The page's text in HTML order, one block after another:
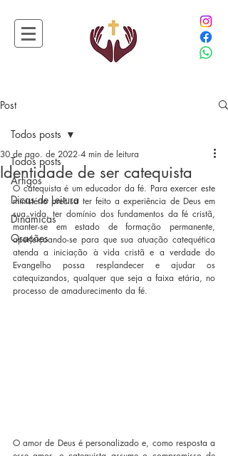
Post
Todos posts
Artigos
Dicas de Leitura
Dinâmicas
Orações
Todos posts
Identidade de ser catequista
30 de ago. de 2022 4 min de leitura
O catequista é um educador da fé. Para exercer este
ministério precisa ter feito a experiência de Deus em
sua vida, ter domínio dos fundamentos da fé cristã,
manter-se em estado de formação permanente,
aperfeiçoando-se para que sua atuação catequética
atenda a iniciação à vida cristã e a verdade do
Evangelho possa resplandecer e ajudar os
catequizandos, qualquer que seja a faixa etária, no
processo de amadurecimento da fé.
O amor de Deus é personalizado e, como resposta a